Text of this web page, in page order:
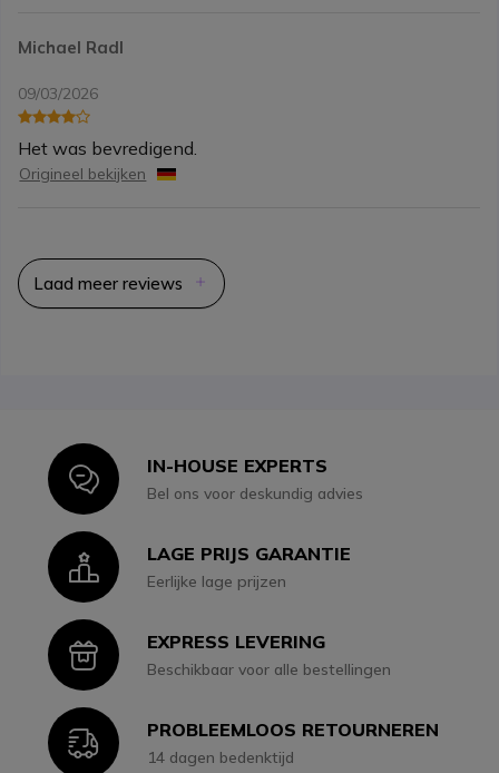
Michael Radl
09/03/2026
Het was bevredigend.
Origineel bekijken
Laad meer reviews
IconIN-HOUSE EXPERTS
Bel ons voor deskundig advies
IconLAGE PRIJS GARANTIE
Eerlijke lage prijzen
IconEXPRESS LEVERING
Beschikbaar voor alle bestellingen
IconPROBLEEMLOOS RETOURNEREN
14 dagen bedenktijd